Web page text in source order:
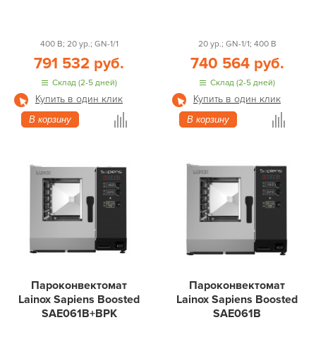
400 В; 20 ур.; GN-1/1
791 532 руб.
Склад (2-5 дней)
Купить в один клик
В корзину
20 ур.; GN-1/1; 400 В
740 564 руб.
Склад (2-5 дней)
Купить в один клик
В корзину
Пароконвектомат
Lainox Sapiens Boosted
SAE061B+BPK
Пароконвектомат
Lainox Sapiens Boosted
SAE061B